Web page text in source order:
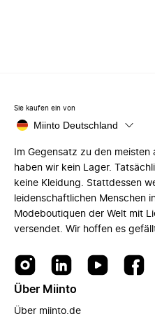
Sie kaufen ein von
Miinto Deutschland
Im Gegensatz zu den
haben wir kein Lager.
keine Kleidung. Stattdessen
leidenschaftlichen Menschen
Modeboutiquen der Welt mit
versendet. Wir hoffen es
Über Miinto
Über miinto.de